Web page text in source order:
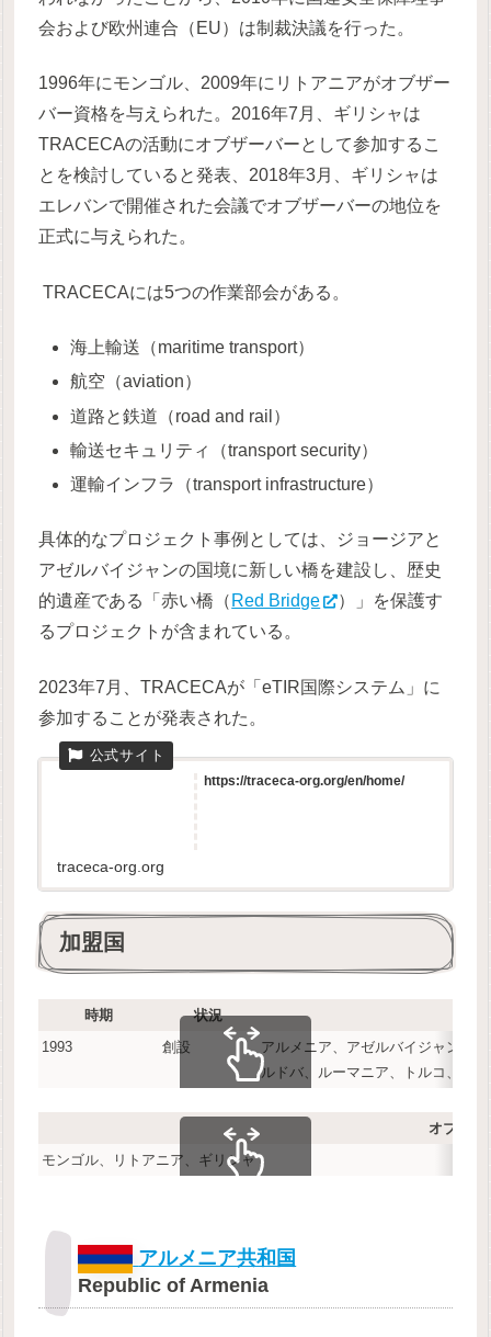
会および欧州連合（EU）は制裁決議を行った。
1996年にモンゴル、2009年にリトアニアがオブザー
バー資格を与えられた。2016年7月、ギリシャは
TRACECAの活動にオブザーバーとして参加するこ
とを検討していると発表、2018年3月、ギリシャは
エレバンで開催された会議でオブザーバーの地位を
正式に与えられた。
TRACECAには5つの作業部会がある。
海上輸送（maritime transport）
航空（aviation）
道路と鉄道（road and rail）
輸送セキュリティ（transport security）
運輸インフラ（transport infrastructure）
具体的なプロジェクト事例としては、ジョージアと
アゼルバイジャンの国境に新しい橋を建設し、歴史
的遺産である「赤い橋（ Red Bridge
）」を保護す
るプロジェクトが含まれている。
2023年7月、TRACECAが「eTIR国際システム」に
参加することが発表された。
https://traceca-org.org/en/home/
traceca-org.org
加盟国
時期
状況
1993
創設
アルメニア、アゼルバイジャン、
ルドバ、ルーマニア、トルコ、ウ
オブザー
モンゴル、リトアニア、ギリシャ
アルメニア共和国
Republic of Armenia